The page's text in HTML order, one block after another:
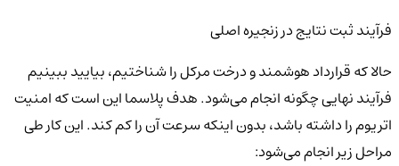
فرآیند ثبت نتایج در زنجیره اصلی
حالا که قرارداد هوشمند و درخت مرکل را شناختیم، بیایید ببینیم
فرآیند نهایی چگونه انجام می‌شود. هدف پلاسما این است که امنیت
اتریوم را داشته باشد، بدون اینکه سرعت آن را کم کند. این کار طی
مراحل زیر انجام می‌شود: